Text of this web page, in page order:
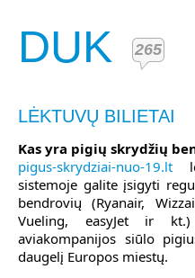
DUK 265
LĖKTUVŲ BILIETAI
Kas yra pigių skrydžių
pigus-skrydziai-nuo-19.lt
sistemoje galite įsigyti
bendrovių (Ryanair,
Vueling, easyJet ir
aviakompanijos siūlo
daugelį Europos miestų.